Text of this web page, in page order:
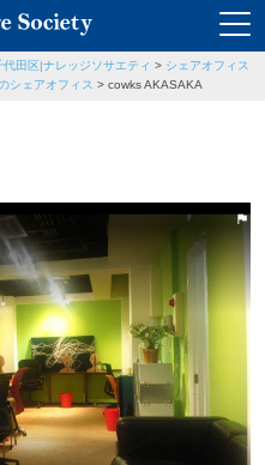
田区|ナレッジソサエティ > シェアオフィス
シェアオフィス > cowks AKASAKA